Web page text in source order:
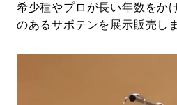
希少種やプロが長い年数をか
のあるサボテンを展示販売し